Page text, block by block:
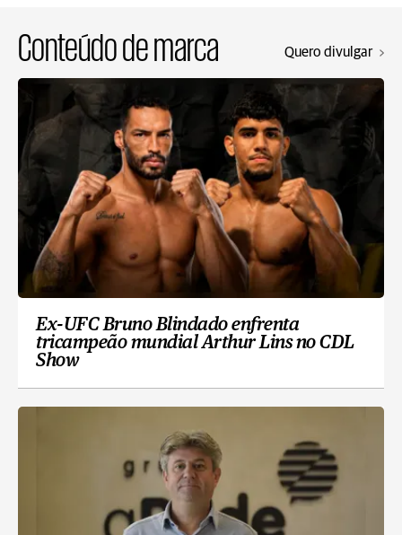
Conteúdo de marca Quero divulgar
Ex-UFC Bruno Blindado enfrenta
tricampeão mundial Arthur Lins no CDL
Show